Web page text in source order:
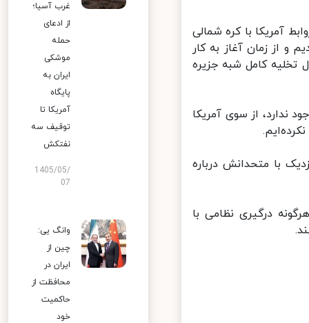
آمریکا با کره شمالی
از زمان آغاز به کار
کامل شبه جزیره
از سوی آمریکا
با متحدانش درباره
درگیری نظامی با
غرب آسیا؛
از ادعای
حمله
موشکی
ایران به
پایگاه
آمریکا تا
توقیف سه
نفتکش
1405/05/
07
وانگ یی:
چین از
ایران در
محافظت از
حاکمیت
خود